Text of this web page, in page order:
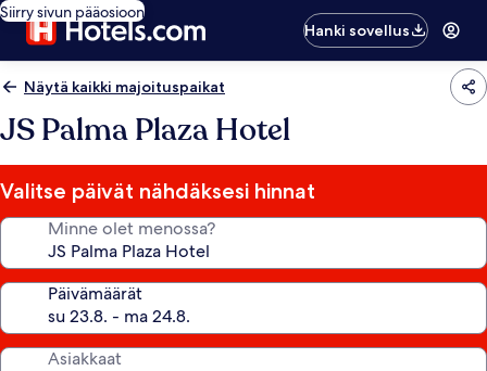
Siirry sivun pääosioon
Hanki sovellus
Näytä kaikki majoituspaikat
JS Palma Plaza Hotel
Valitse päivät nähdäksesi hinnat
Minne olet menossa?
Päivämäärät
Asiakkaat